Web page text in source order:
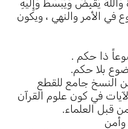
يَقْبِضُ وَيَبْسُطُ وَإِلَيْهِ
في الأمر والنهي ، ويكون
ذا حكم .
بلا حكم.
النسخ جامع للقطع
في كون علوم القرآن
قبل العلماء.
وأمن